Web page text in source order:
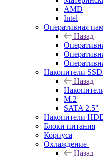
AMD
Intel
Оперативная
Назад
Накопители SSD
Назад
M.2
SATA 2.5"
Накопители
Блоки питания
Корпуса
Охлаждение
Назад